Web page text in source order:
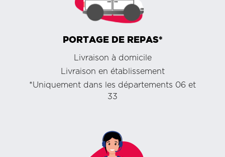
PORTAGE DE REPAS*
Livraison à domicile
Livraison en établissement
*Uniquement dans les départements 06 et
33